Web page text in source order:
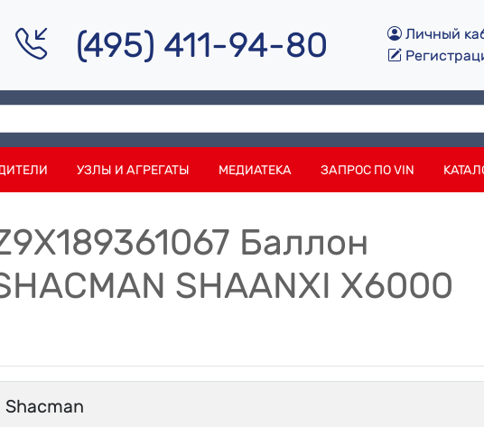
(495) 411-94-80
Личный
УЗЛЫ И АГРЕГАТЫ МЕДИАТЕКА ЗАПРОС ПО VIN
Баллон
SHAANXI X6000
Shacman